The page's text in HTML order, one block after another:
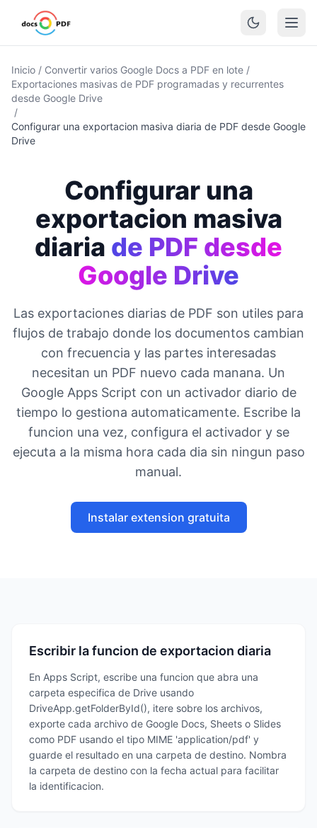
Inicio / Convertir varios Google Docs a PDF en lote /
Exportaciones masivas de PDF programadas y recurrentes
desde Google Drive
/
Configurar una exportacion masiva diaria de PDF desde Google
Drive
Configurar una
exportacion masiva
diaria de PDF desde
Google Drive
Las exportaciones diarias de PDF son utiles para
flujos de trabajo donde los documentos cambian
con frecuencia y las partes interesadas
necesitan un PDF nuevo cada manana. Un
Google Apps Script con un activador diario de
tiempo lo gestiona automaticamente. Escribe la
funcion una vez, configura el activador y se
ejecuta a la misma hora cada dia sin ningun paso
manual.
Instalar extension gratuita
Escribir la funcion de exportacion diaria
En Apps Script, escribe una funcion que abra una
carpeta especifica de Drive usando
DriveApp.getFolderById(), itere sobre los archivos,
exporte cada archivo de Google Docs, Sheets o Slides
como PDF usando el tipo MIME 'application/pdf' y
guarde el resultado en una carpeta de destino. Nombra
la carpeta de destino con la fecha actual para facilitar
la identificacion.